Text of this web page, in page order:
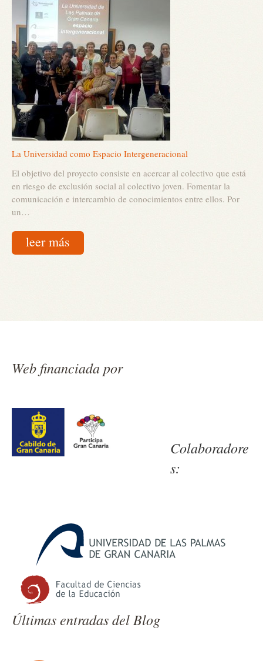
La Universidad como Espacio Intergeneracional
El objetivo del proyecto consiste en acercar al colectivo que está
en riesgo de exclusión social al colectivo joven. Fomentar la
comunicación e intercambio de conocimientos entre ellos. Por
un…
leer más
Web financiada por
Colaboradore
s:
Últimas entradas del Blog